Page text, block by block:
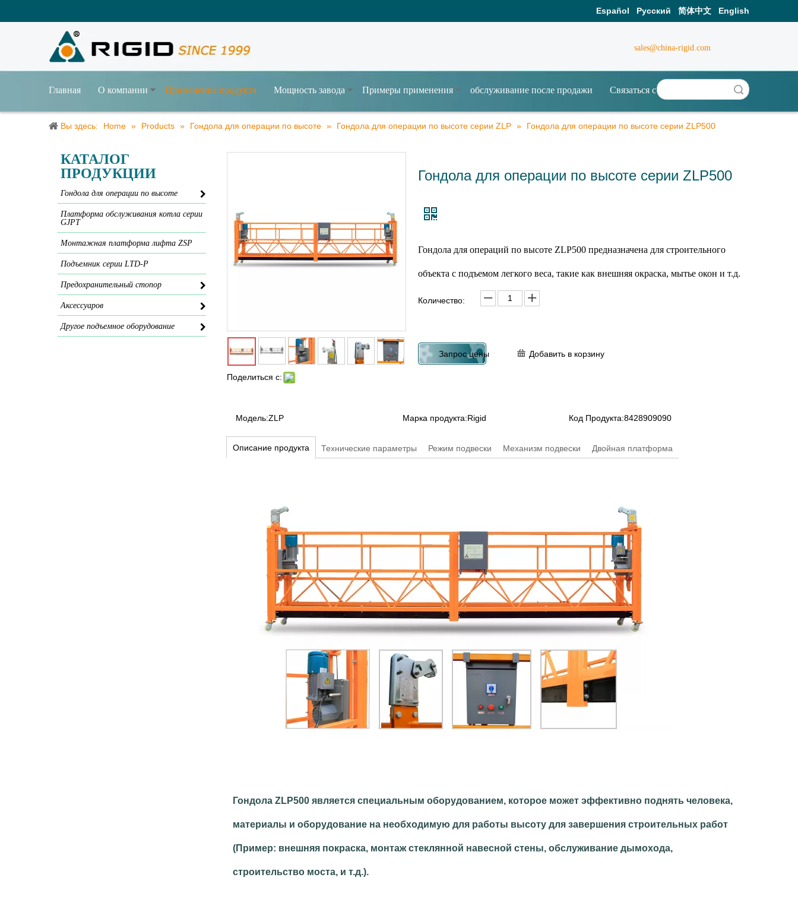
Español Pусский 简体中文 English
sales@china-rigid.com
Главная О компании Применение продукта Мощность завода Примеры применения обслуживание после продажи Связаться с Нами
Вы здесь: Home » Products » Гондола для операции по высоте » Гондола для операции по высоте серии ZLP » Гондола для операции по высоте серии ZLP500
КАТАЛОГ
ПРОДУКЦИИ
Гондола для операции по высоте
Платформа обслуживания котла серии
GJPT
Монтажная платформа лифта ZSP
Подъемник серии LTD-Р
Предохранительный стопор
Aксессуаров
Другое подъемное оборудование
Поделиться с:
Гондола для операции по высоте серии ZLP500
Гондола для операций по высоте ZLP500 предназначена для строительного
объекта с подъемом легкого веса, такие как внешняя окраска, мытье окон и т.д.
Количество:
Запрос цены Добавить в корзину
Модель:ZLP Марка продукта:Rigid Код Продукта:8428909090
Описание продукта Технические параметры Режим подвески Механизм подвески Двойная платформа
Гондола ZLP500 является специальным оборудованием, которое может эффективно поднять человека,
материалы и оборудование на необходимую для работы высоту для завершения строительных работ
(Пример: внешняя покраска, монтаж стеклянной навесной стены, обслуживание дымохода,
строительство моста, и т.д.).